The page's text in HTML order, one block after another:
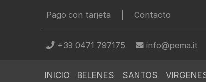
Pago con tarjeta Contacto
+39 0471 797175 info@pema.it
INICIO BELENES SANTOS